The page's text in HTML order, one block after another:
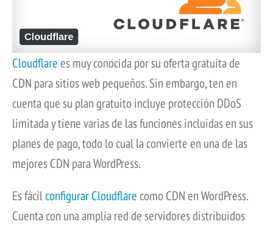
Cloudflarees muy conocida por su oferta gratuita de
CDN para sitios web pequeños. Sin embargo, ten en
cuenta que su plan gratuito incluye protección DDoS
limitada y tiene varias de las funciones incluidas en sus
planes de pago, todo lo cual la convierte en una de las
mejores CDN para WordPress.
Es fácilconfigurar Cloudflarecomo CDN en WordPress.
Cuenta con una amplia red de servidores distribuidos